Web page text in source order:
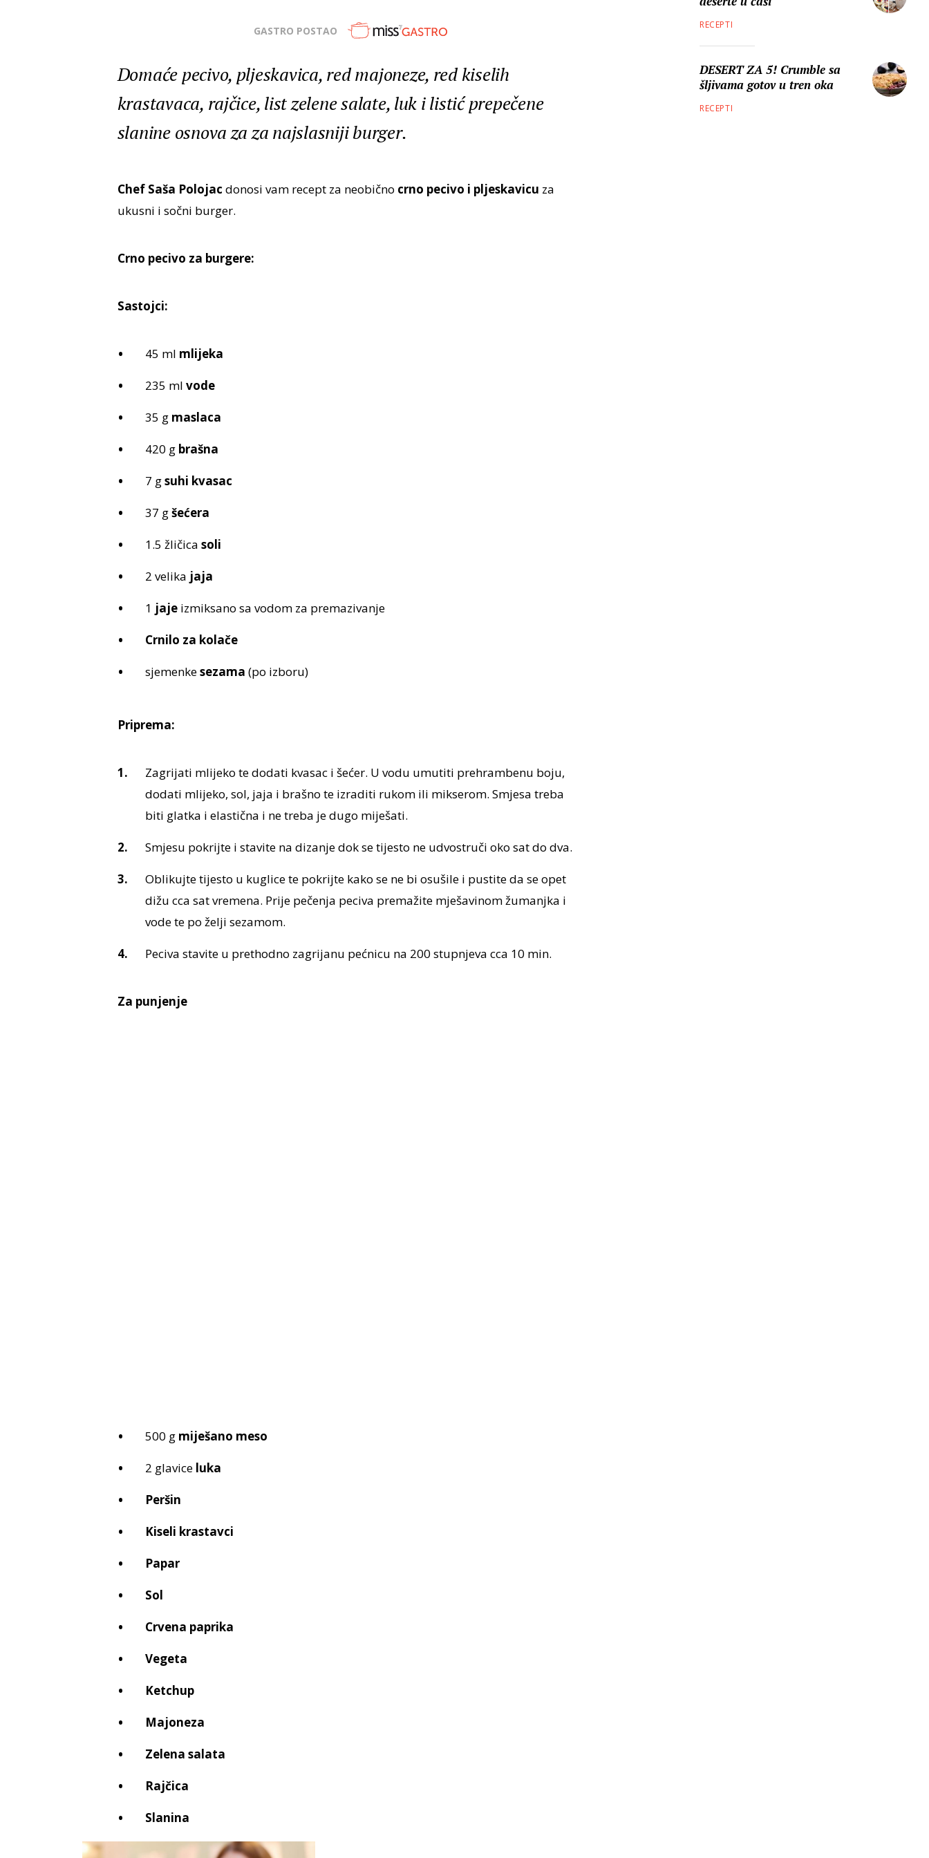
GASTRO POSTAO
Domaće pecivo, pljeskavica, red majoneze, red kiselih
krastavaca, rajčice, list zelene salate, luk i listić prepečene
slanine osnova za za najslasniji burger.
Chef Saša Polojac donosi vam recept za neobično crno pecivo i pljeskavicu za
ukusni i sočni burger.
Crno pecivo za burgere:
Sastojci:
45 ml mlijeka
235 ml vode
35 g maslaca
420 g brašna
7 gsuhi kvasac
37 gšećera
1.5 žličica soli
2 velika jaja
1 jajeizmiksano sa vodom za premazivanje
Crnilo za kolače
sjemenkesezama (po izboru)
Priprema:
Zagrijati mlijeko te dodati kvasac i šećer. U vodu umutiti prehrambenu boju,
dodati mlijeko, sol, jaja i brašno te izraditi rukom ili mikserom. Smjesa treba
biti glatka i elastična i ne treba je dugo miješati.
Smjesu pokrijte i stavite na dizanje dok se tijesto ne udvostruči oko sat do dva.
Oblikujte tijesto u kuglice te pokrijte kako se ne bi osušile i pustite da se opet
dižu cca sat vremena. Prije pečenja peciva premažite mješavinom žumanjka i
vode te po želji sezamom.
Peciva stavite u prethodno zagrijanu pećnicu na 200 stupnjeva cca 10 min.
Za punjenje
500 g miješano meso
2 glavice luka
Peršin
Kiseli krastavci
Papar
Sol
Crvena paprika
Vegeta
Ketchup
Majoneza
Zelena salata
Rajčica
Slanina
RECEPTI
DESERT ZA 5! Crumble sa
šljivama gotov u tren oka
RECEPTI